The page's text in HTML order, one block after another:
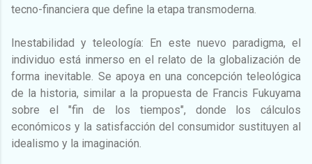
tecno-financiera que define la etapa transmoderna.
Inestabilidad y teleología: En este nuevo paradigma, el
individuo está inmerso en el relato de la globalización de
forma inevitable. Se apoya en una concepción teleológica
de la historia, similar a la propuesta de Francis Fukuyama
sobre el "fin de los tiempos", donde los cálculos
económicos y la satisfacción del consumidor sustituyen al
idealismo y la imaginación.